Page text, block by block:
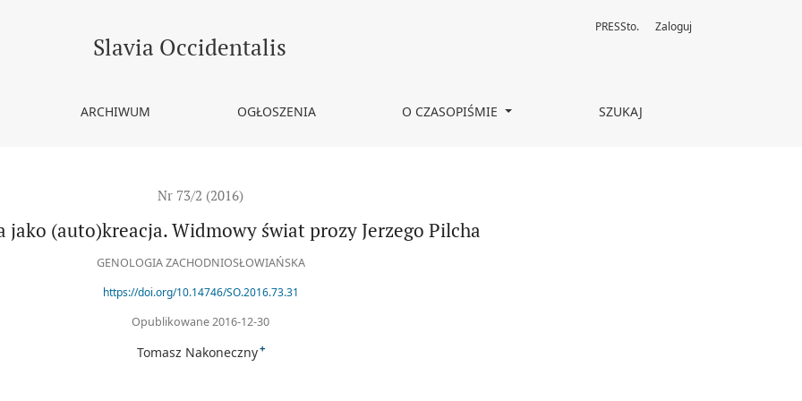
Pilcha Slavia Occidentalis
ARCHIWUM OGŁOSZENIA O CZASOPIŚMIE SZUKAJ
PRESSto. Zaloguj
Nr 73/2 (2016)
jako (auto)kreacja. Widmowy świat prozy Jerzego Pilcha
GENOLOGIA ZACHODNIOSŁOWIAŃSKA
https://doi.org/10.14746/SO.2016.73.31
Opublikowane 2016-12-30
Tomasz Nakoneczny +